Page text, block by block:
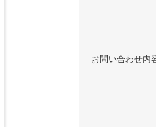
お問い合わせ内